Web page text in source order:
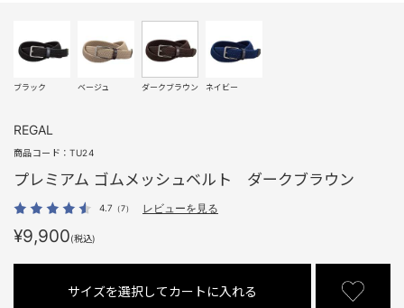
ブラック ベージュ ダークブラウン ネイビー
REGAL
商品コード：TU24
プレミアム ゴムメッシュベルト ダークブラウン
4.7 （7） レビューを見る
¥9,900(税込)
サイズを選択してカートに入れる